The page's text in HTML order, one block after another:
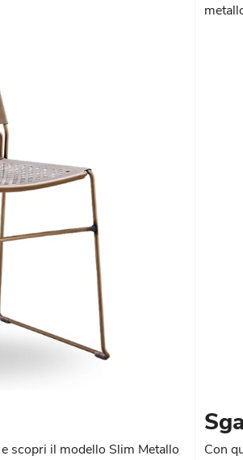
scopri il modello Slim Metallo
Con